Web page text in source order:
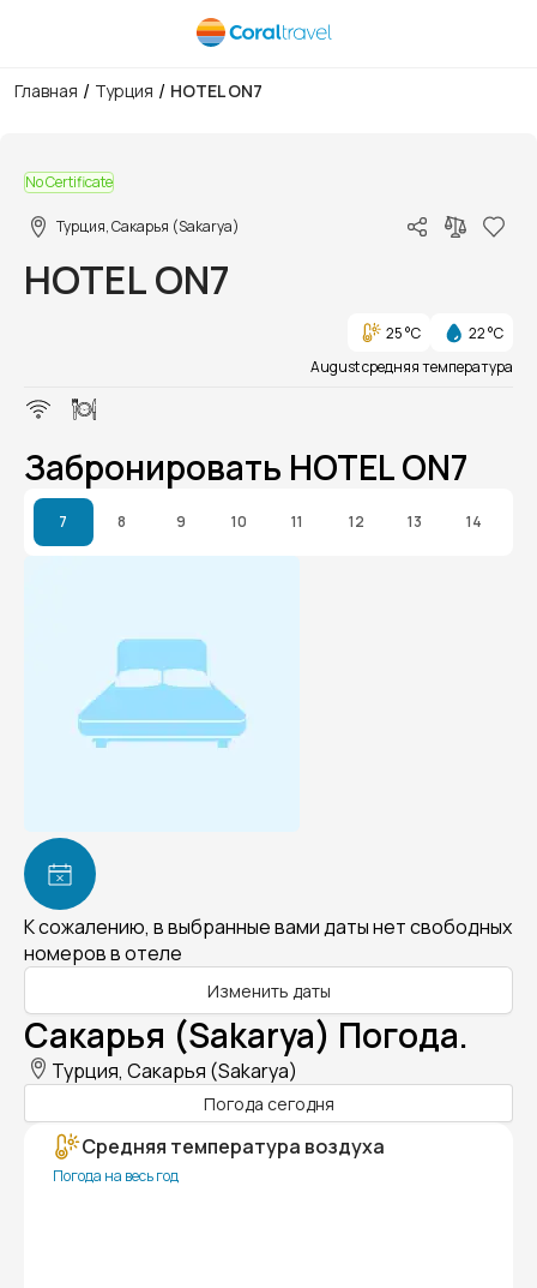
Главная / Турция / HOTEL ON7
No Certificate
Турция, Сакарья (Sakarya)
HOTEL ON7
25 °C
22 °C
August средняя температура
Забронировать HOTEL ON7
7 8 9 10 11 12 13 14
К сожалению, в выбранные вами даты нет свободных
номеров в отеле
Изменить даты
Сакарья (Sakarya) Погода.
Турция, Сакарья (Sakarya)
Погода сегодня
Средняя температура воздуха
Погода на весь год